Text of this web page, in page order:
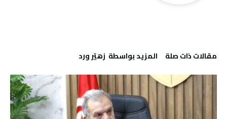
‫مقالات ذات صلة‬ ‫‫المزيد بواسطة‬ ‬ زهيّر‭ ‬ورد